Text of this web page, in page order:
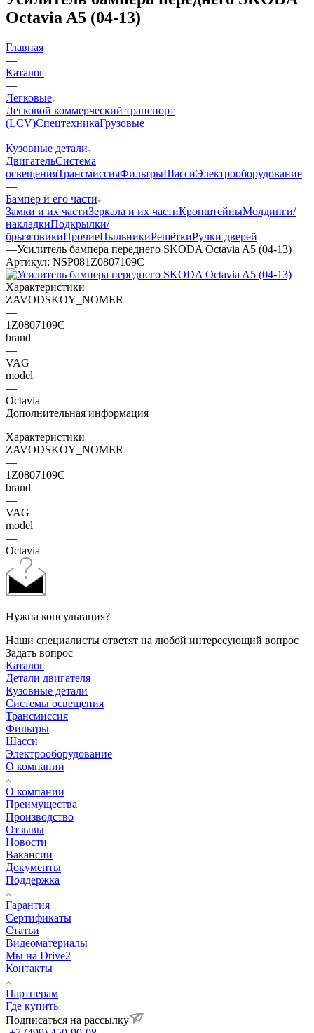
Octavia A5 (04-13)
Главная
—
Каталог
—
Легковые
Легковой коммерческий транспорт
(LCV)СпецтехникаГрузовые
—
Кузовные детали
ДвигательСистема
освещенияТрансмиссияФильтрыШассиЭлектрооборудование
—
Бампер и его части
Замки и их частиЗеркала и их частиКронштейныМолдинги/
накладкиПодкрылки/
брызговикиПрочиеПыльникиРешёткиРучки дверей
—Усилитель бампера переднего SKODA Octavia A5 (04-13)
Артикул: NSP081Z0807109C
Характеристики
ZAVODSKOY_NOMER
—
1Z0807109C
brand
—
VAG
model
—
Octavia
Дополнительная информация
Характеристики
ZAVODSKOY_NOMER
—
1Z0807109C
brand
—
VAG
model
—
Octavia
Нужна консультация?
Наши специалисты ответят на любой интересующий вопрос
Задать вопрос
Каталог
Детали двигателя
Кузовные детали
Системы освещения
Трансмиссия
Фильтры
Шасси
Электрооборудование
О компании
О компании
Преимущества
Производство
Отзывы
Новости
Вакансии
Документы
Поддержка
Гарантия
Сертификаты
Статьи
Видеоматериалы
Мы на Drive2
Контакты
Партнерам
Где купить
Подписаться на рассылку